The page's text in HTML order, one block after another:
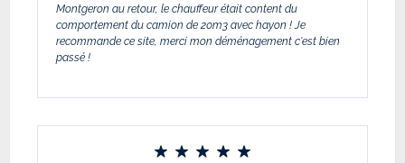
Montgeron au retour, le chauffeur était content du
comportement du camion de 20m3 avec hayon ! Je
recommande ce site, merci mon déménagement c'est bien
passé !